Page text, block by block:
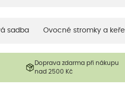
sadba Ovocné stromky a keře
Doprava zdarma při nákupu
nad 2500 Kč